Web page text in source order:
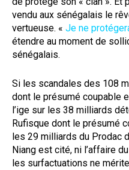
vendu aux sénégalais le
vertueuse. « Je ne
étendre au moment de
sénégalais.
Si les scandales des 108
dont le présumé coupable
l’ige sur les 38 milliards
Rufisque dont le présumé
les 29 milliards du Prodac
Niang est cité, ni l’affaire
les surfactuations ne